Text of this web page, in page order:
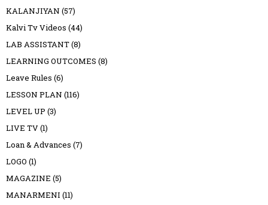
KALANJIYAN (57)
Kalvi Tv Videos (44)
LAB ASSISTANT(8)
LEARNING OUTCOMES (8)
Leave Rules (6)
LESSON PLAN (116)
LEVEL UP (3)
LIVE TV(1)
Loan & Advances (7)
LOGO (1)
MAGAZINE (5)
MANARMENI (11)